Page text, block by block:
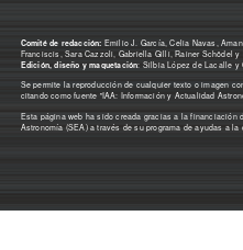
Comité de redacción: Emilio J. García, Celia Navas,
Franciscis, Sara Cazzoli, Gabriella Gilli, Rainer Schödel y
Edición, diseño y maquetación: Silbia López de Lacalle y
Se permite la reproducción de cualquier texto o imagen
citando como fuente "IAA: Información y Actualidad
Esta página web ha sido creada gracias a la financiación
Astronomía (SEA) a través de su programa de ayudas a